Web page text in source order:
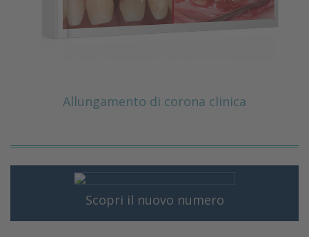
Allungamento di corona clinica
Scopri il nuovo numero